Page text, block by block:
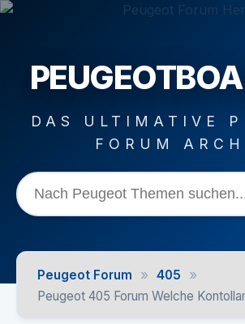
DAS ULTIMATIVE
FORUM
Peugeot Forum » 405 »
Peugeot 405 Forum Welche